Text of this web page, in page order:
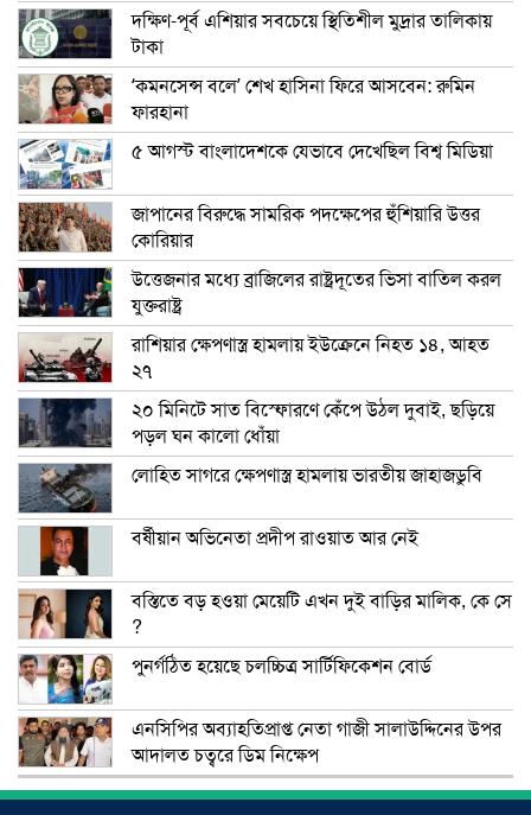
দক্ষিণ-পূর্ব এশিয়ার সবচেয়ে স্থিতিশীল মুদ্রার তালিকায়
টাকা
‘কমনসেন্স বলে’ শেখ হাসিনা ফিরে আসবেন: রুমিন
ফারহানা
৫ আগস্ট বাংলাদেশকে যেভাবে দেখেছিল বিশ্ব মিডিয়া
জাপানের বিরুদ্ধে সামরিক পদক্ষেপের হুঁশিয়ারি উত্তর
কোরিয়ার
উত্তেজনার মধ্যে ব্রাজিলের রাষ্ট্রদূতের ভিসা বাতিল করল
যুক্তরাষ্ট্র
রাশিয়ার ক্ষেপণাস্ত্র হামলায় ইউক্রেনে নিহত ১৪, আহত
২৭
২০ মিনিটে সাত বিস্ফোরণে কেঁপে উঠল দুবাই, ছড়িয়ে
পড়ল ঘন কালো ধোঁয়া
লোহিত সাগরে ক্ষেপণাস্ত্র হামলায় ভারতীয় জাহাজডুবি
বর্ষীয়ান অভিনেতা প্রদীপ রাওয়াত আর নেই
বস্তিতে বড় হওয়া মেয়েটি এখন দুই বাড়ির মালিক, কে সে
?
পুনর্গঠিত হয়েছে চলচ্চিত্র সার্টিফিকেশন বোর্ড
এনসিপির অব্যাহতিপ্রাপ্ত নেতা গাজী সালাউদ্দিনের উপর
আদালত চত্বরে ডিম নিক্ষেপ